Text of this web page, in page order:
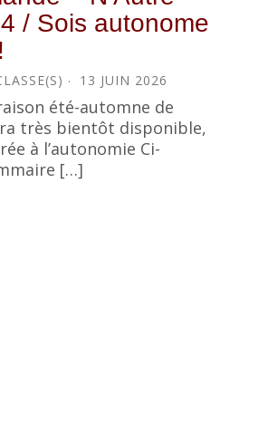
/ Sois autonome
13 JUIN 2026
été-automne de
très bientôt disponible,
à l’autonomie Ci-
[…]